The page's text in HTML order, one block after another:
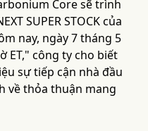
Core sẽ trình
SUPER STOCK của
nay, ngày 7 tháng 5
ET," công ty cho biết
sự tiếp cận nhà đầu
về thỏa thuận mang